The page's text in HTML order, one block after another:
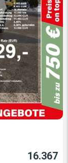
16.367